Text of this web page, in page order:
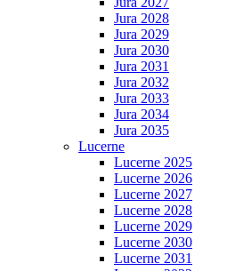
Jura 2028
Jura 2029
Jura 2030
Jura 2031
Jura 2032
Jura 2033
Jura 2034
Jura 2035
Lucerne
Lucerne 2025
Lucerne 2026
Lucerne 2027
Lucerne 2028
Lucerne 2029
Lucerne 2030
Lucerne 2031